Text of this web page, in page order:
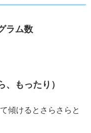
ラム数
もったり）
傾けるとさらさらと